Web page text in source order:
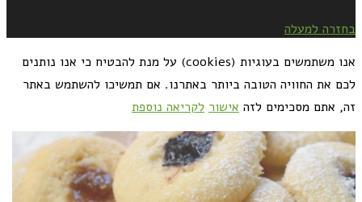
בחזרה למעלה
אנו משתמשים בעוגיות (cookies) על מנת להבטיח כי אנו נותנים
לכם את החוויה הטובה ביותר באתרנו. אם תמשיכו להשתמש באתר
זה, אתם מסכימים לזה אישור לקריאה נוספת